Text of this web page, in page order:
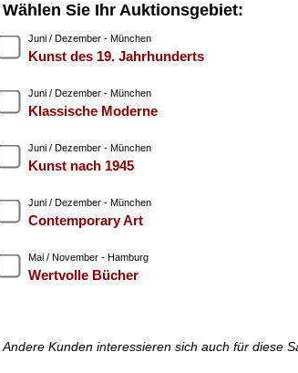
Wählen Sie Ihr Auktionsgebiet:
Juni / Dezember - München
Kunst des 19. Jahrhunderts
Juni / Dezember - München
Klassische Moderne
Juni / Dezember - München
Kunst nach 1945
Juni / Dezember - München
Contemporary Art
Mai / November - Hamburg
Wertvolle Bücher
Andere Kunden interessieren sich auch für diese